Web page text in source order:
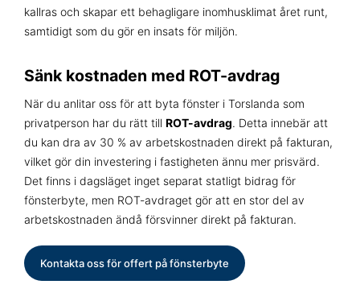
kallras och skapar ett behagligare inomhusklimat året runt,
samtidigt som du gör en insats för miljön.
Sänk kostnaden med ROT-avdrag
När du anlitar oss för att byta fönster i Torslanda som
privatperson har du rätt till ROT-avdrag. Detta innebär att
du kan dra av 30 % av arbetskostnaden direkt på fakturan,
vilket gör din investering i fastigheten ännu mer prisvärd.
Det finns i dagsläget inget separat statligt bidrag för
fönsterbyte, men ROT-avdraget gör att en stor del av
arbetskostnaden ändå försvinner direkt på fakturan.
Kontakta oss för offert på fönsterbyte